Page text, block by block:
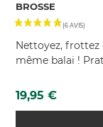
BROSSE
Nettoyez, frottez
même balai !
Prix
19,95 €